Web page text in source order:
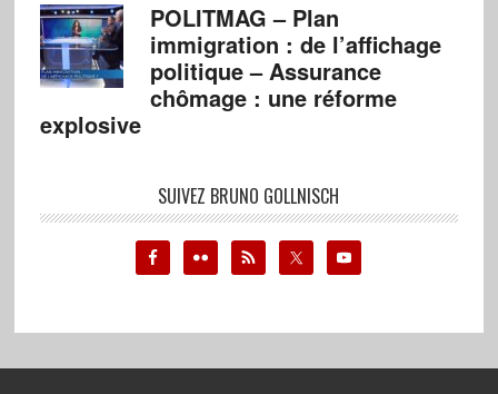
POLITMAG – Plan
immigration : de l’affichage
politique – Assurance
chômage : une réforme
explosive
SUIVEZ BRUNO GOLLNISCH